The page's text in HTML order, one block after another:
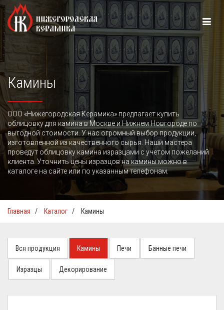
Камины
ООО «Нижегородская Керамика» предлагает купить
облицовку для камина в Москве и Нижнем Новгороде по
выгодной стоимости. У нас огромный выбор продукции,
изготовленной из качественного сырья. Наши мастера
проведут облицовку камина изразцами с учетом пожеланий
клиента. Уточнить цены изразцов на камины можно в
каталоге на сайте или по указанным телефонам.
Главная / Каталог / Камины
Вся продукция Камины Печи Банные печи
Изразцы Декорирование